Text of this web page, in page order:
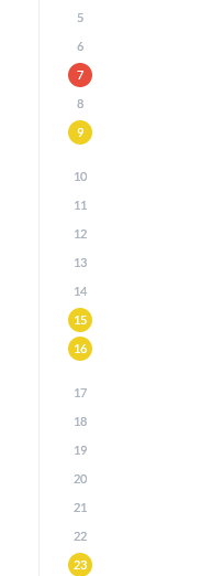
5
6
7
8
9
10
11
12
13
14
15
16
17
18
19
20
21
22
23